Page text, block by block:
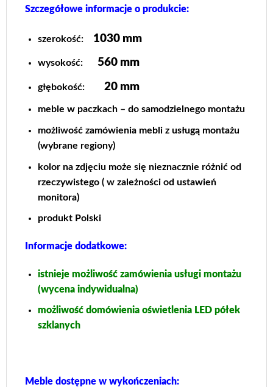
Szczegółowe informacje o produkcie:
szerokość: 1030 mm
wysokość: 560 mm
głębokość: 20 mm
meble w paczkach – do samodzielnego montażu
możliwość zamówienia mebli z usługą montażu
(wybrane regiony)
kolor na zdjęciu może się nieznacznie różnić od
rzeczywistego ( w zależności od ustawień
monitora)
produkt Polski
Informacje dodatkowe:
istnieje możliwość zamówienia usługi montażu
(wycena indywidualna)
możliwość domówienia oświetlenia LED półek
szklanych
Meble dostępne w wykończeniach: